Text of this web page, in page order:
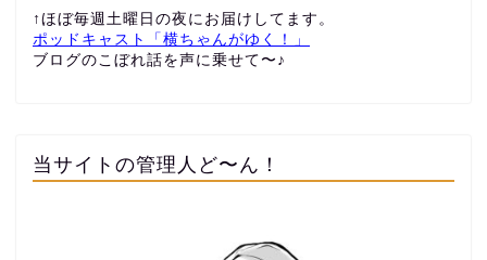
↑ほぼ毎週土曜日の夜にお届けしてます。
ポッドキャスト「横ちゃんがゆく！」
ブログのこぼれ話を声に乗せて〜♪
当サイトの管理人ど〜ん！